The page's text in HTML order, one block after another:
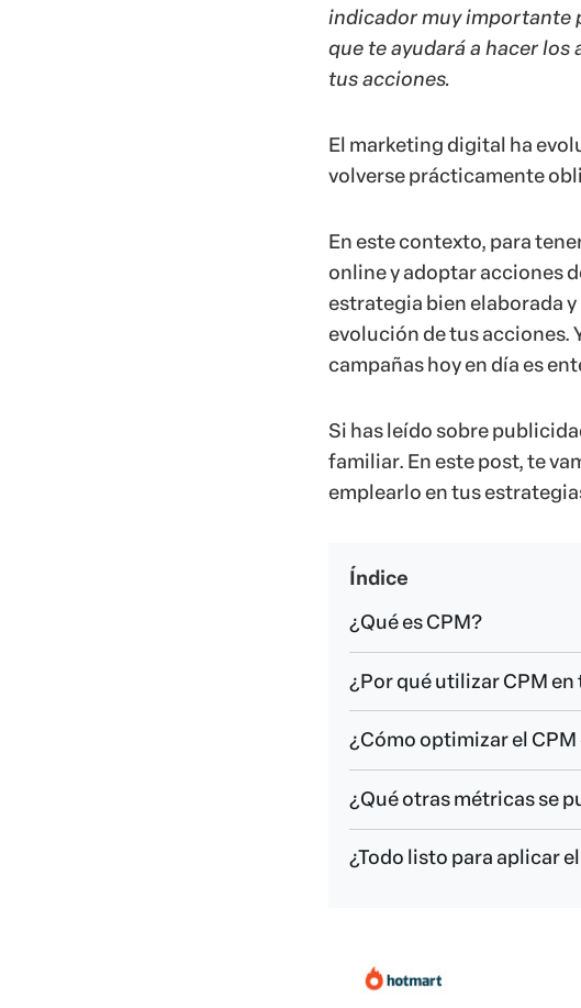
indicador muy importante
que te ayudará a hacer
tus acciones.
El marketing digital ha
volverse prácticamente
En este contexto, para
online y adoptar acciones
estrategia bien elaborada
evolución de tus acciones.
campañas hoy en día es
Si has leído sobre
familiar. En este post, te
emplearlo en tus
Índice
¿Qué es CPM?
¿Por qué utilizar CPM en
¿Cómo optimizar el
¿Qué otras métricas se
¿Todo listo para aplicar